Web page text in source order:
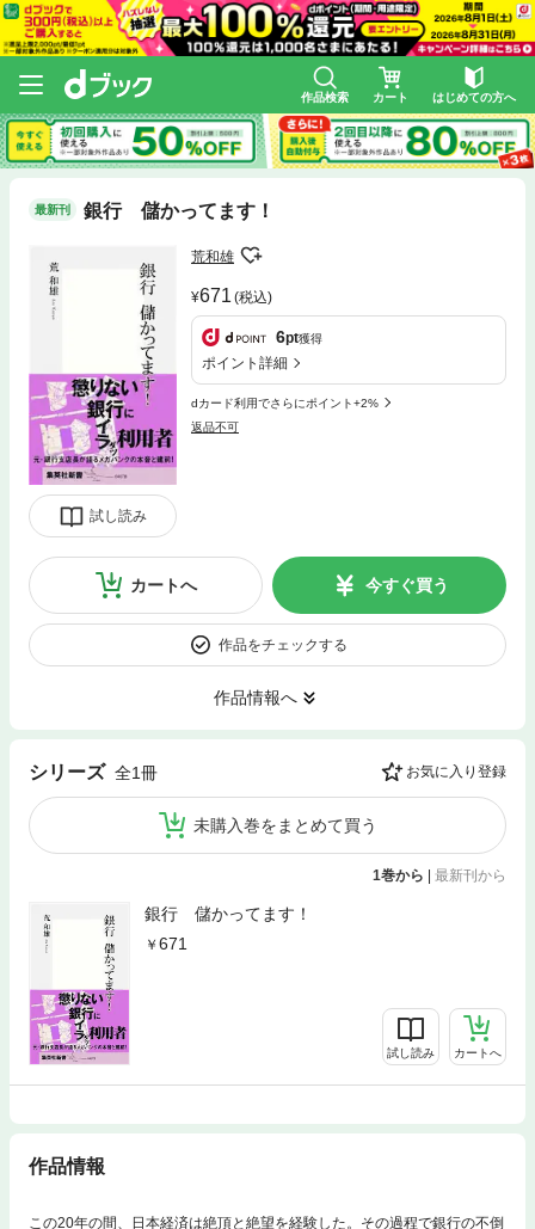
作品検索 カート はじめての方へ
最新刊 銀行 儲かってます！
試し読み
荒和雄
671 (税込)
6pt獲得
ポイント詳細
dカード利用でさらにポイント+2%
返品不可
カートへ 今すぐ買う
作品をチェックする
作品情報へ
シリーズ 全1冊 お気に入り登録
未購入巻をまとめて買う
1巻から 最新刊から
銀行 儲かってます！
671
試し読み カートへ
作品情報
この20年の間、日本経済は絶頂と絶望を経験した。その過程で銀行の不倒